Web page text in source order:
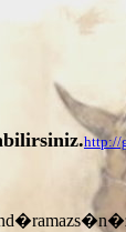
http://